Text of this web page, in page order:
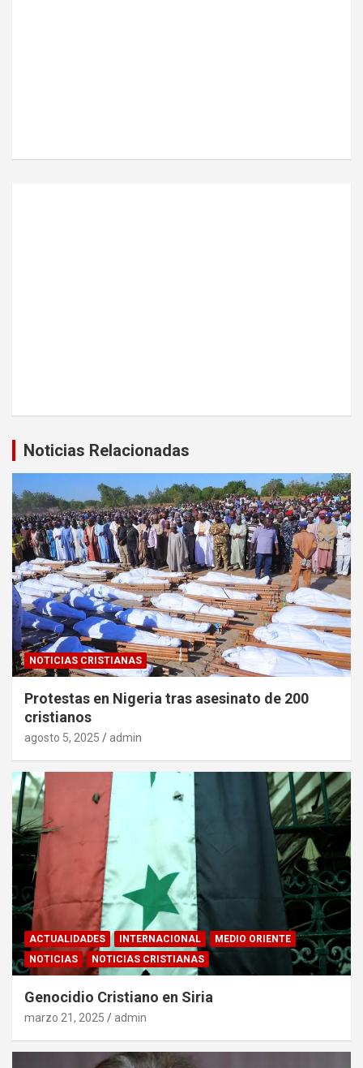
Noticias Relacionadas
NOTICIAS CRISTIANAS
Protestas en Nigeria tras asesinato de 200
cristianos
agosto 5, 2025 admin
ACTUALIDADES INTERNACIONAL
MEDIO ORIENTE
NOTICIAS
NOTICIAS CRISTIANAS
Genocidio Cristiano en Siria
marzo 21, 2025 admin